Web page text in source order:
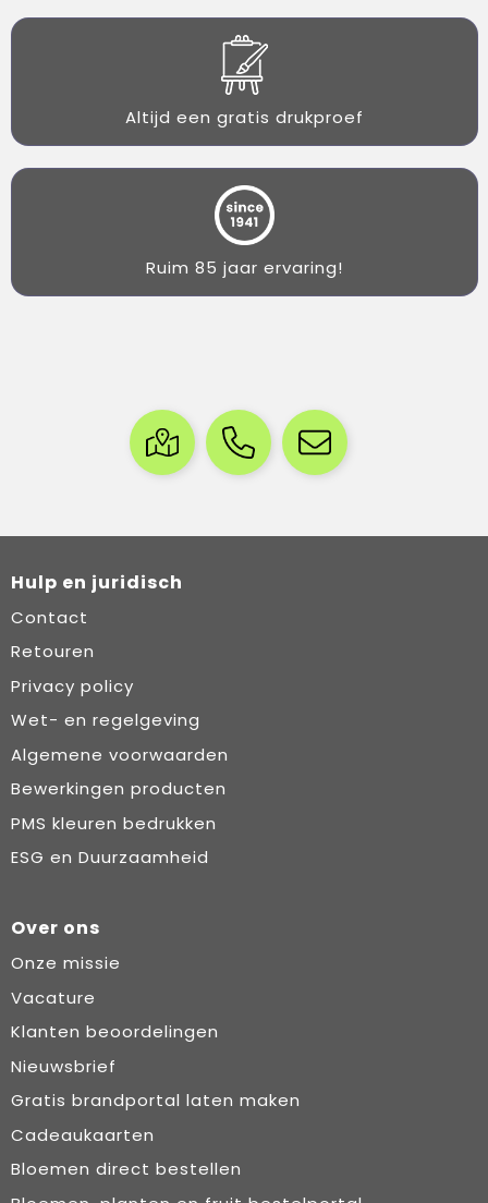
Altijd een gratis drukproef
Ruim 85 jaar ervaring!
Hulp en juridisch
Contact
Retouren
Privacy policy
Wet- en regelgeving
Algemene voorwaarden
Bewerkingen producten
PMS kleuren bedrukken
ESG en Duurzaamheid
Over ons
Onze missie
Vacature
Klanten beoordelingen
Nieuwsbrief
Gratis brandportal laten maken
Cadeaukaarten
Bloemen direct bestellen